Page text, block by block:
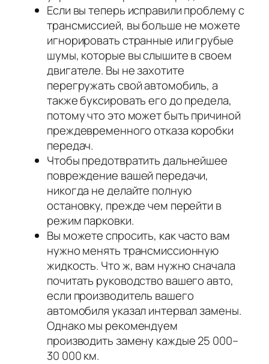
Если вы теперь исправили проблему с
трансмиссией, вы больше не можете
игнорировать странные или грубые
шумы, которые вы слышите в своем
двигателе. Вы не захотите
перегружать свой автомобиль, а
также буксировать его до предела,
потому что это может быть причиной
преждевременного отказа коробки
передач.
Чтобы предотвратить дальнейшее
повреждение вашей передачи,
никогда не делайте полную
остановку, прежде чем перейти в
режим парковки.
Вы можете спросить, как часто вам
нужно менять трансмиссионную
жидкость. Что ж, вам нужно сначала
почитать руководство вашего авто,
если производитель вашего
автомобиля указал интервал замены.
Однако мы рекомендуем
производить замену каждые 25 000–
30 000 км.